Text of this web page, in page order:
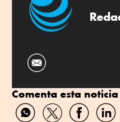
Comenta esta noticia
CompartirCompartirCompartir